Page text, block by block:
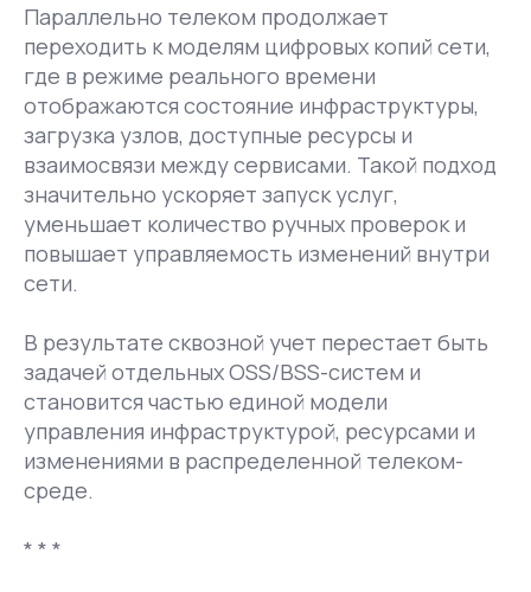
Параллельно телеком продолжает
переходить к моделям цифровых копий сети,
где в режиме реального времени
отображаются состояние инфраструктуры,
загрузка узлов, доступные ресурсы и
взаимосвязи между сервисами. Такой подход
значительно ускоряет запуск услуг,
уменьшает количество ручных проверок и
повышает управляемость изменений внутри
сети.
В результате сквозной учет перестает быть
задачей отдельных OSS/BSS-систем и
становится частью единой модели
управления инфраструктурой, ресурсами и
изменениями в распределенной телеком-
среде.
* * *